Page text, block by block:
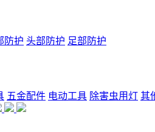
防护 头部防护 足部防护
五金配件 电动工具 除害虫用灯 其